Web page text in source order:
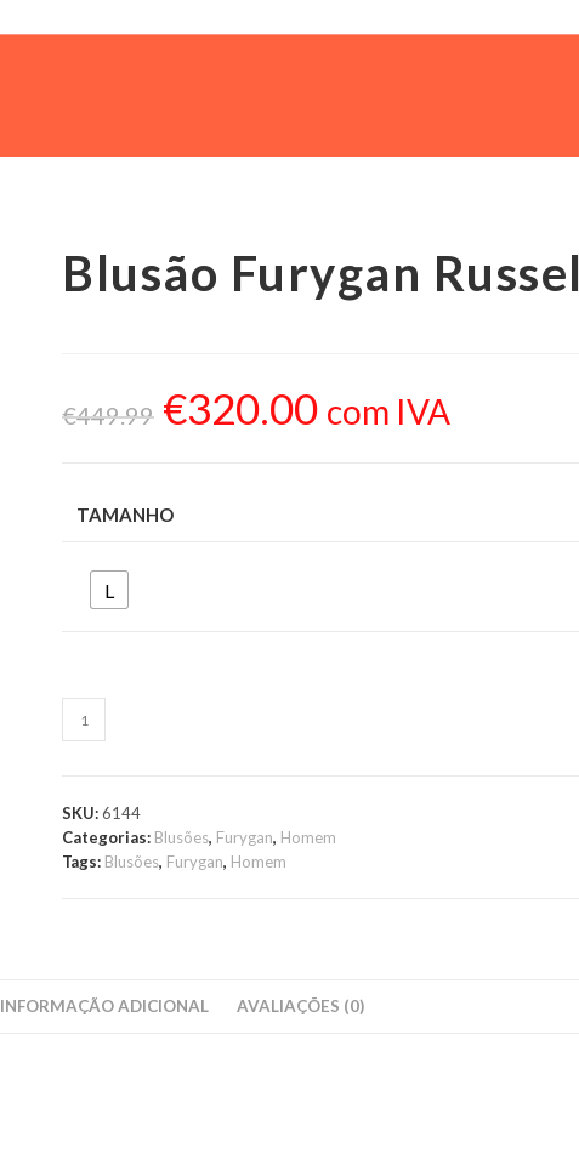
Blusão Furygan Russel
€449.99 €320.00 com IVA
TAMANHO
L
SKU:6144
Categorias: Blusões, Furygan, Homem
Tags: Blusões, Furygan, Homem
INFORMAÇÃO ADICIONAL AVALIAÇÕES (0)